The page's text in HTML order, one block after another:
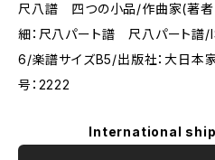
尺八譜 四つの小品/作曲家(著者
細：尺八パート譜 尺八パート
6/楽譜サイズB5/出版社：大日本
号：2222
International